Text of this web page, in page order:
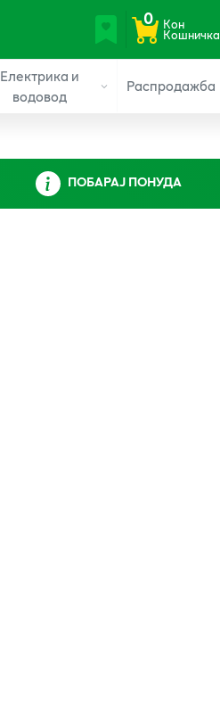
0 Кон
Кошничка
Електрика и
водовод
Распродажба
ПОБАРАЈ ПОНУДА